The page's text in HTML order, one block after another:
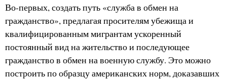
Во-первых, создать путь «служба в обмен на
гражданство», предлагая просителям убежища и
квалифицированным мигрантам ускоренный
постоянный вид на жительство и последующее
гражданство в обмен на военную службу. Это можно
построить по образцу американских норм, доказавших